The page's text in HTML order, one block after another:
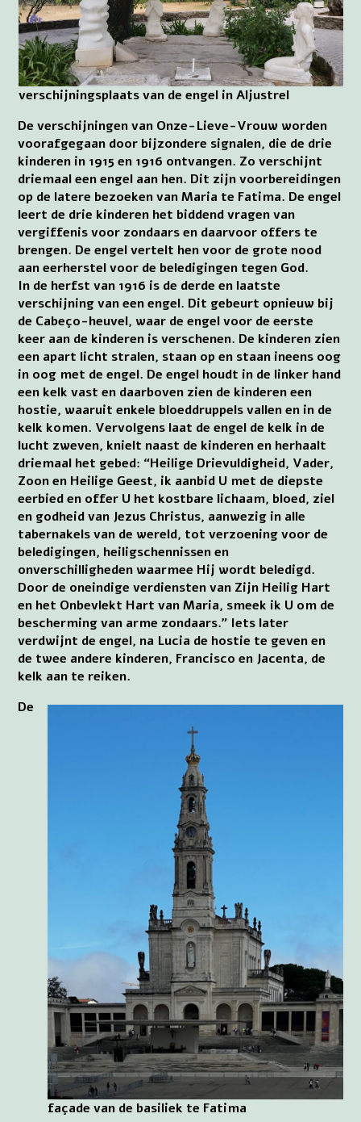
verschijningsplaats van de engel in Aljustrel
De verschijningen van Onze-Lieve-Vrouw worden
voorafgegaan door bijzondere signalen, die de drie
kinderen in 1915 en 1916 ontvangen. Zo verschijnt
driemaal een engel aan hen. Dit zijn voorbereidingen
op de latere bezoeken van Maria te Fatima. De engel
leert de drie kinderen het biddend vragen van
vergiffenis voor zondaars en daarvoor offers te
brengen. De engel vertelt hen voor de grote nood
aan eerherstel voor de beledigingen tegen God.
In de herfst van 1916 is de derde en laatste
verschijning van een engel. Dit gebeurt opnieuw bij
de Cabeço-heuvel, waar de engel voor de eerste
keer aan de kinderen is verschenen. De kinderen zien
een apart licht stralen, staan op en staan ineens oog
in oog met de engel. De engel houdt in de linker hand
een kelk vast en daarboven zien de kinderen een
hostie, waaruit enkele bloeddruppels vallen en in de
kelk komen. Vervolgens laat de engel de kelk in de
lucht zweven, knielt naast de kinderen en herhaalt
driemaal het gebed: “Heilige Drievuldigheid, Vader,
Zoon en Heilige Geest, ik aanbid U met de diepste
eerbied en offer U het kostbare lichaam, bloed, ziel
en godheid van Jezus Christus, aanwezig in alle
tabernakels van de wereld, tot verzoening voor de
beledigingen, heiligschennissen en
onverschilligheden waarmee Hij wordt beledigd.
Door de oneindige verdiensten van Zijn Heilig Hart
en het Onbevlekt Hart van Maria, smeek ik U om de
bescherming van arme zondaars.” Iets later
verdwijnt de engel, na Lucia de hostie te geven en
de twee andere kinderen, Francisco en Jacenta, de
kelk aan te reiken.
façade van de basiliek te Fatima
De